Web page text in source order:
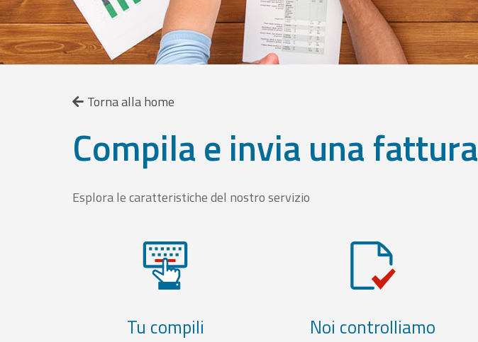
Torna alla home
Compila e invia una fattura
Esplora le caratteristiche del nostro servizio
Tu compili Noi controlliamo